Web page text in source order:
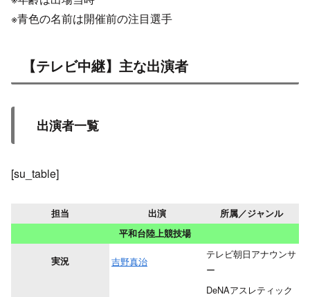
※青色の名前は開催前の注目選手
【テレビ中継】主な出演者
出演者一覧
[su_table]
担当 出演
所属／ジャンル
平和台陸上競技場
実況 吉野真治
テレビ朝日アナウンサ
ー
DeNAアスレティック